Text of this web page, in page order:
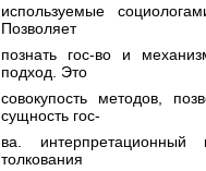
используемые
Позволяет
познать гос-во и
подход. Это
совокупость методов,
сущность гос-
ва.
толкования